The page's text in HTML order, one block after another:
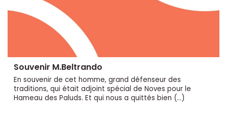
Souvenir M.Beltrando
En souvenir de cet homme, grand défenseur des
traditions, qui était adjoint spécial de Noves pour le
Hameau des Paluds. Et qui nous a quittés bien (…)